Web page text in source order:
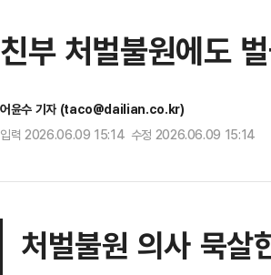
친부 처벌불원에도
어윤수 기자 (taco@dailian.co.kr)
입력 2026.06.09 15:14 수정 2026.06.09 15:14
처벌불원 의사 묵살